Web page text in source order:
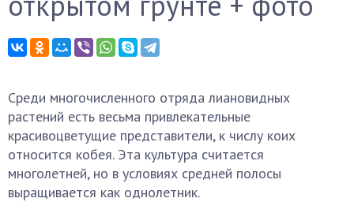
Среди многочисленного отряда лиановидных
растений есть весьма привлекательные
красивоцветущие представители, к числу коих
относится кобея. Эта культура считается
многолетней, но в условиях средней полосы
выращивается как однолетник.